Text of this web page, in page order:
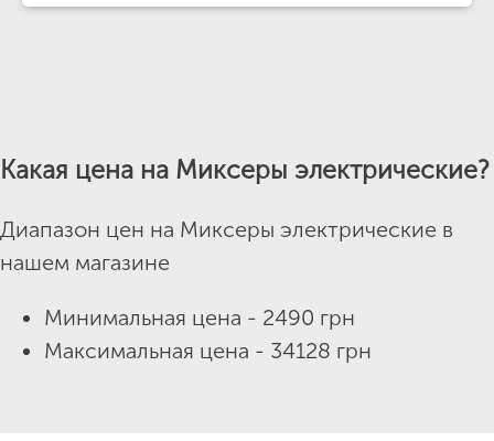
Какая цена на Миксеры электрические?
Диапазон цен на Миксеры электрические в
нашем магазине
Минимальная цена - 2490 грн
Максимальная цена - 34128 грн